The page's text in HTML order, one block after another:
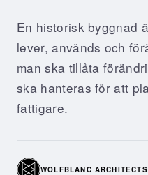
En historisk byggnad
lever, används och
man ska tillåta
ska hanteras för att
fattigare.
WOLFBLANC ARCHITECTS